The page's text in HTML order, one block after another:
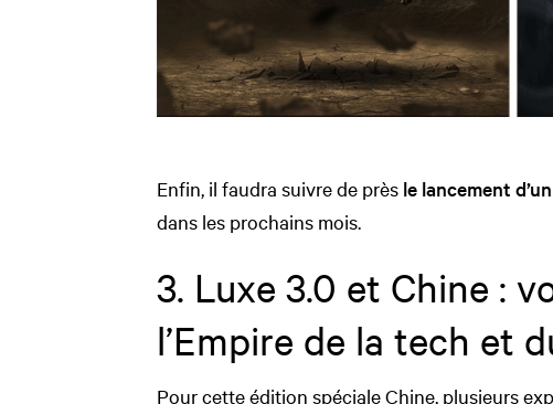
Enfin, il faudra suivre de près le lancement
dans les prochains mois.
3. Luxe 3.0 et Chine :
l’Empire de la tech et
Pour cette édition spéciale Chine, plusieurs